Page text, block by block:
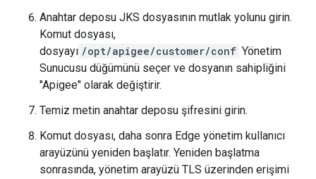
Anahtar deposu JKS dosyasının mutlak yolunu girin.
Komut dosyası,
dosyayı /opt/apigee/customer/conf Yönetim
Sunucusu düğümünü seçer ve dosyanın sahipliğini
"Apigee" olarak değiştirir.
Temiz metin anahtar deposu şifresini girin.
Komut dosyası, daha sonra Edge yönetim kullanıcı
arayüzünü yeniden başlatır. Yeniden başlatma
sonrasında, yönetim arayüzü TLS üzerinden erişimi